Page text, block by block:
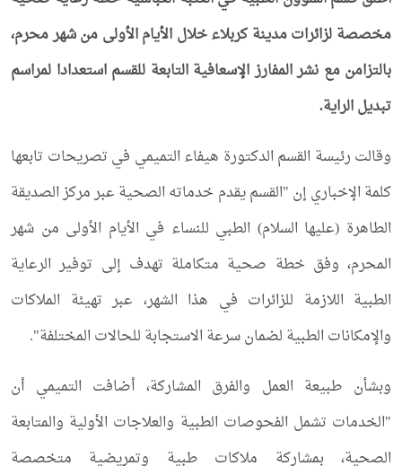
مخصصة لزائرات مدينة كربلاء خلال الأيام الأولى من شهر محرم،
بالتزامن مع نشر المفارز الإسعافية التابعة للقسم استعدادا لمراسم
تبديل الراية.
وقالت رئيسة القسم الدكتورة هيفاء التميمي في تصريحات تابعها
كلمة الإخباري إن "القسم يقدم خدماته الصحية عبر مركز الصديقة
الطاهرة (عليها السلام) الطبي للنساء في الأيام الأولى من شهر
المحرم، وفق خطة صحية متكاملة تهدف إلى توفير الرعاية
الطبية اللازمة للزائرات في هذا الشهر، عبر تهيئة الملاكات
والإمكانات الطبية لضمان سرعة الاستجابة للحالات المختلفة".
وبشأن طبيعة العمل والفرق المشاركة، أضافت التميمي أن
"الخدمات تشمل الفحوصات الطبية والعلاجات الأولية والمتابعة
الصحية، بمشاركة ملاكات طبية وتمريضية متخصصة